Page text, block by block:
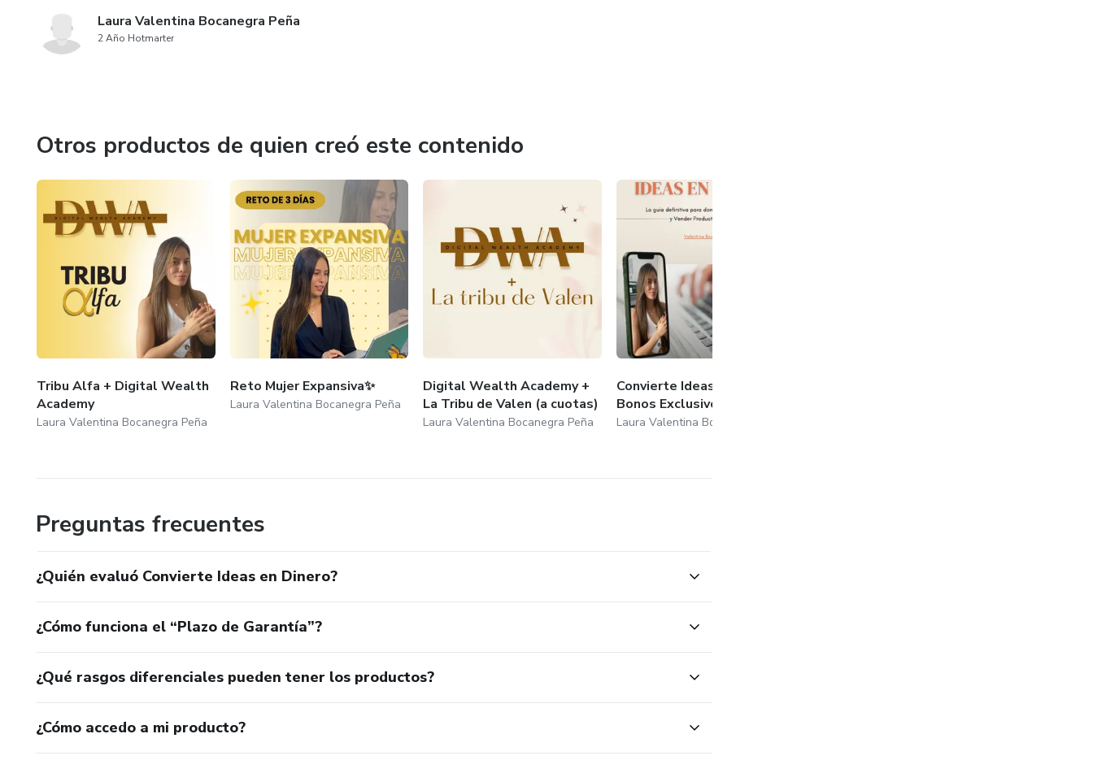
Laura Valentina Bocanegra Peña
2 Año Hotmarter
Otros productos de quien creó este contenido
Tribu Alfa + Digital Wealth
Academy
Laura Valentina Bocanegra Peña
Reto Mujer Expansiva✨
Laura Valentina Bocanegra Peña
Digital Wealth Academy +
La Tribu de Valen (a cuotas)
Laura Valentina Bocanegra Peña
Convierte Ideas en Dinero +
Bonos Exclusivos
Laura Valentina Bocanegra Peña
Preguntas frecuentes
¿Quién evaluó Convierte Ideas en Dinero?
¿Cómo funciona el “Plazo de Garantía”?
¿Qué rasgos diferenciales pueden tener los productos?
¿Cómo accedo a mi producto?